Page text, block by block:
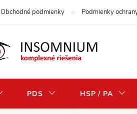
Obchodné podmienky Podmienky
PDS HSP / PA